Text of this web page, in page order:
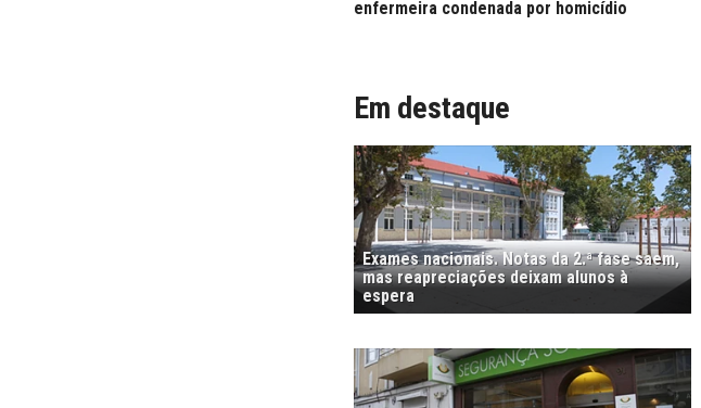
enfermeira condenada por homicídio
Em destaque
Exames nacionais. Notas da 2.ª fase saem,
mas reapreciações deixam alunos à
espera